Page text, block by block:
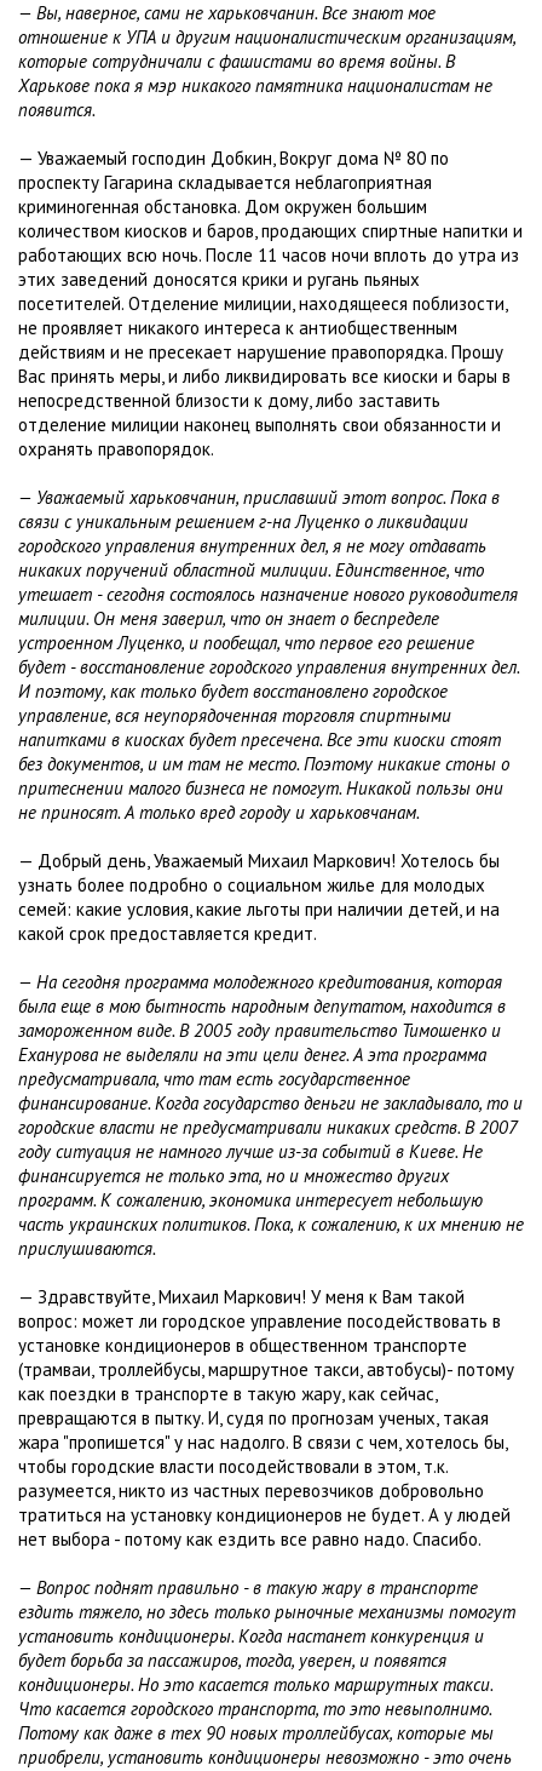
— Вы, наверное, сами не харьковчанин. Все знают мое
отношение к УПА и другим националистическим организациям,
которые сотрудничали с фашистами во время войны. В
Харькове пока я мэр никакого памятника националистам не
появится.
— Уважаемый господин Добкин, Вокруг дома № 80 по
проспекту Гагарина складывается неблагоприятная
криминогенная обстановка. Дом окружен большим
количеством киосков и баров, продающих спиртные напитки и
работающих всю ночь. После 11 часов ночи вплоть до утра из
этих заведений доносятся крики и ругань пьяных
посетителей. Отделение милиции, находящееся поблизости,
не проявляет никакого интереса к антиобщественным
действиям и не пресекает нарушение правопорядка. Прошу
Вас принять меры, и либо ликвидировать все киоски и бары в
непосредственной близости к дому, либо заставить
отделение милиции наконец выполнять свои обязанности и
охранять правопорядок.
— Уважаемый харьковчанин, приславший этот вопрос. Пока в
связи с уникальным решением г-на Луценко о ликвидации
городского управления внутренних дел, я не могу отдавать
никаких поручений областной милиции. Единственное, что
утешает - сегодня состоялось назначение нового руководителя
милиции. Он меня заверил, что он знает о беспределе
устроенном Луценко, и пообещал, что первое его решение
будет - восстановление городского управления внутренних дел.
И поэтому, как только будет восстановлено городское
управление, вся неупорядоченная торговля спиртными
напитками в киосках будет пресечена. Все эти киоски стоят
без документов, и им там не место. Поэтому никакие стоны о
притеснении малого бизнеса не помогут. Никакой пользы они
не приносят. А только вред городу и харьковчанам.
— Добрый день, Уважаемый Михаил Маркович! Хотелось бы
узнать более подробно о социальном жилье для молодых
семей: какие условия, какие льготы при наличии детей, и на
какой срок предоставляется кредит.
— На сегодня программа молодежного кредитования, которая
была еще в мою бытность народным депутатом, находится в
замороженном виде. В 2005 году правительство Тимошенко и
Еханурова не выделяли на эти цели денег. А эта программа
предусматривала, что там есть государственное
финансирование. Когда государство деньги не закладывало, то и
городские власти не предусматривали никаких средств. В 2007
году ситуация не намного лучше из-за событий в Киеве. Не
финансируется не только эта, но и множество других
программ. К сожалению, экономика интересует небольшую
часть украинских политиков. Пока, к сожалению, к их мнению не
прислушиваются.
— Здравствуйте, Михаил Маркович! У меня к Вам такой
вопрос: может ли городское управление посодействовать в
установке кондиционеров в общественном транспорте
(трамваи, троллейбусы, маршрутное такси, автобусы)- потому
как поездки в транспорте в такую жару, как сейчас,
превращаются в пытку. И, судя по прогнозам ученых, такая
жара "пропишется" у нас надолго. В связи с чем, хотелось бы,
чтобы городские власти посодействовали в этом, т.к.
разумеется, никто из частных перевозчиков добровольно
тратиться на установку кондиционеров не будет. А у людей
нет выбора - потому как ездить все равно надо. Спасибо.
— Вопрос поднят правильно - в такую жару в транспорте
ездить тяжело, но здесь только рыночные механизмы помогут
установить кондиционеры. Когда настанет конкуренция и
будет борьба за пассажиров, тогда, уверен, и появятся
кондиционеры. Но это касается только маршрутных такси.
Что касается городского транспорта, то это невыполнимо.
Потому как даже в тех 90 новых троллейбусах, которые мы
приобрели, установить кондиционеры невозможно - это очень